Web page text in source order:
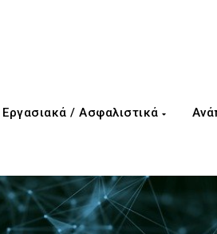
Εργασιακά / Ασφαλιστικά